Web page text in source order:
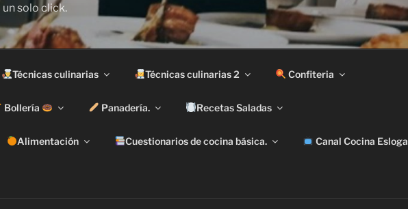
un solo click.
Técnicas culinarias Técnicas culinarias 2 Confiteria
Bollería Panadería. Recetas Saladas
Alimentación Cuestionarios de cocina básica. Canal Cocina Esloga